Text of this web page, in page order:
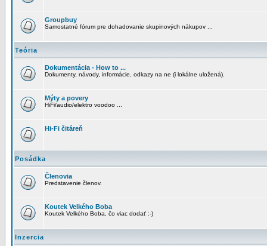
Groupbuy
Samostatné fórum pre dohadovanie skupinových nákupov ...
Teória
Dokumentácia - How to ...
Dokumenty, návody, informácie, odkazy na ne (i lokálne uložená).
Mýty a povery
HiFi/audio/elektro voodoo ...
Hi-Fi čitáreň
Posádka
Členovia
Predstavenie členov.
Koutek Velkého Boba
Koutek Velkého Boba, čo viac dodať :-)
Inzercia